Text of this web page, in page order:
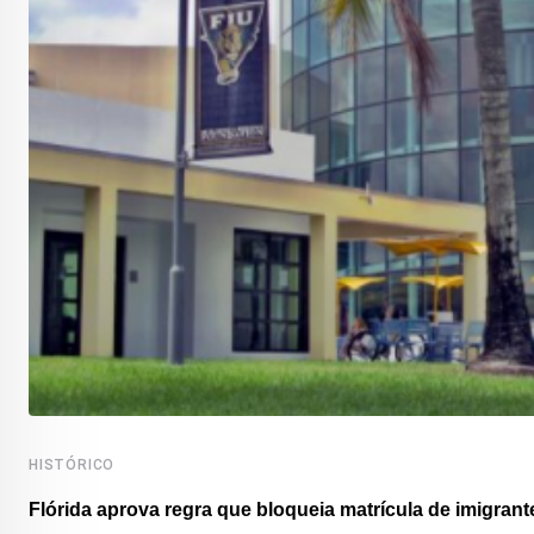
HISTÓRICO
Flórida aprova regra que bloqueia matrícula de